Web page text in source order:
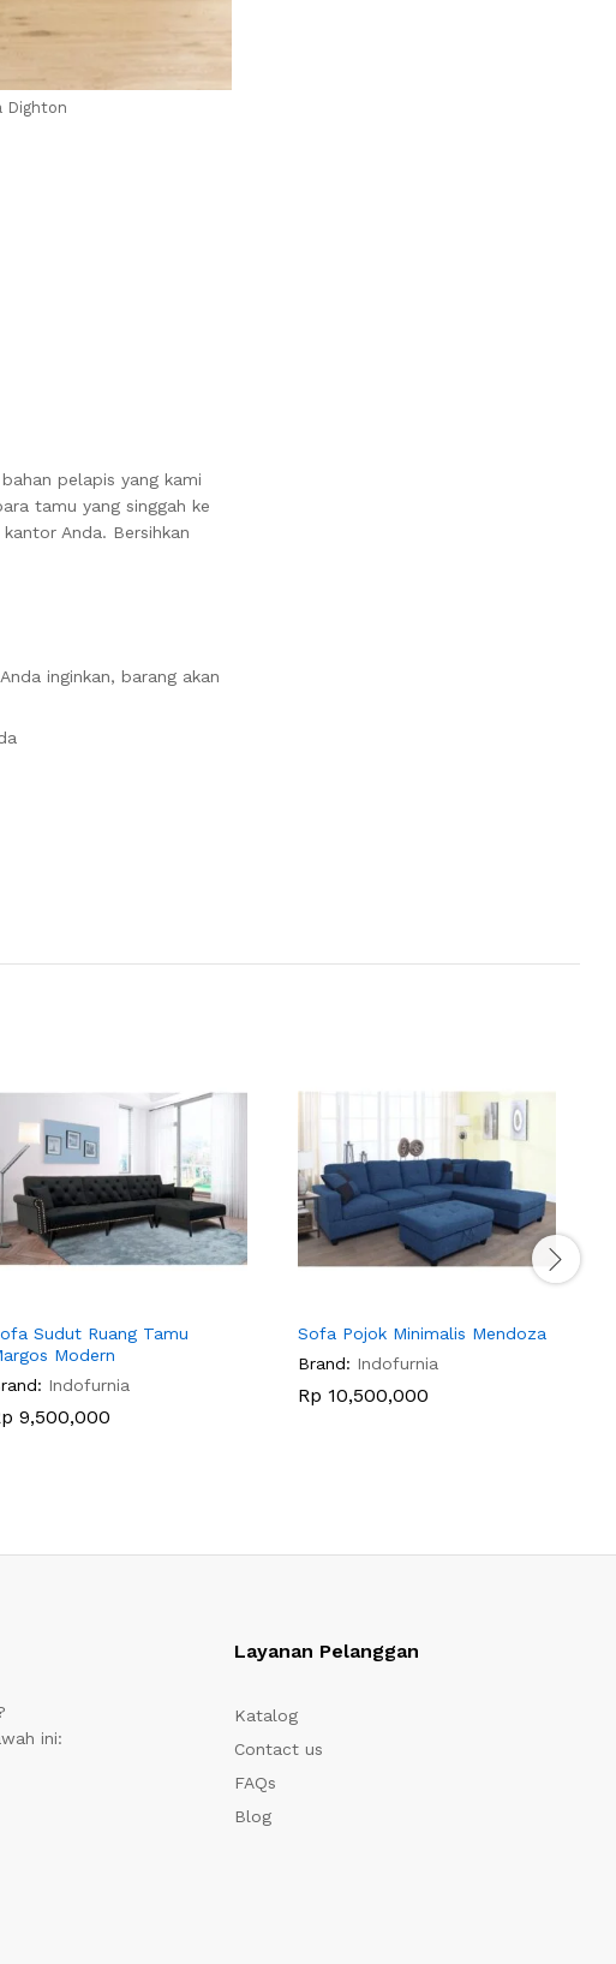
Dighton
pelapis yang kami
tamu yang singgah ke
Anda. Bersihkan
inginkan, barang akan
Sudut Ruang Tamu
Modern
Indofurnia
9,500,000
Sofa Pojok Minimalis Mendoza
Brand: Indofurnia
Rp 10,500,000
ini:
Layanan Pelanggan
Katalog
Contact us
FAQs
Blog